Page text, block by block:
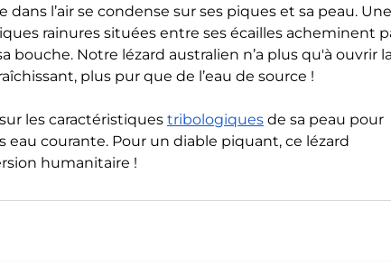
l’air se condense sur ses piques et sa peau. Une
rainures situées entre ses écailles acheminent
Notre lézard australien n’a plus qu'à ouvrir la
plus pur que de l’eau de source !
les caractéristiques tribologiques de sa peau pour
eau courante. Pour un diable piquant, ce lézard
humanitaire !